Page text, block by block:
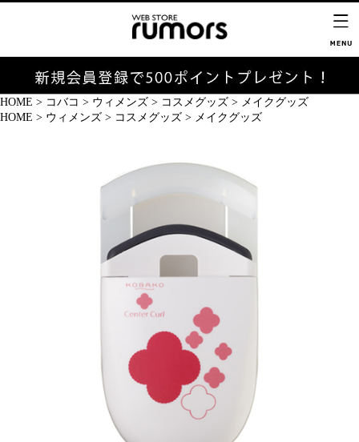
HOME > コバコ > ウィメンズ > コスメグッズ > メイクグッズ
HOME > ウィメンズ > コスメグッズ > メイクグッズ